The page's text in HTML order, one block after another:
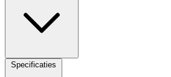
Specificaties